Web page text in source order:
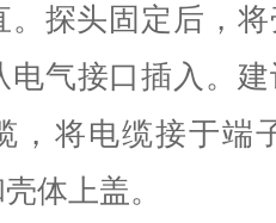
。探头固定后，
电气接口插入。
，将电缆接于端
体上盖。